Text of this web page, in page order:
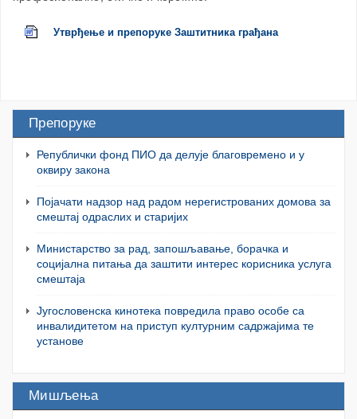
Утврђење и препоруке Заштитника грађана
Препоруке
Републички фонд ПИО да делује благовремено и у
оквиру закона
Појачати надзор над радом нерегистрованих домова за
смештај одраслих и старијих
Министарство за рад, запошљавање, борачка и
социјална питања да заштити интерес корисника услуга
смештаја
Југословенска кинотека повредила право особе са
инвалидитетом на приступ културним садржајима те
установе
Мишљења